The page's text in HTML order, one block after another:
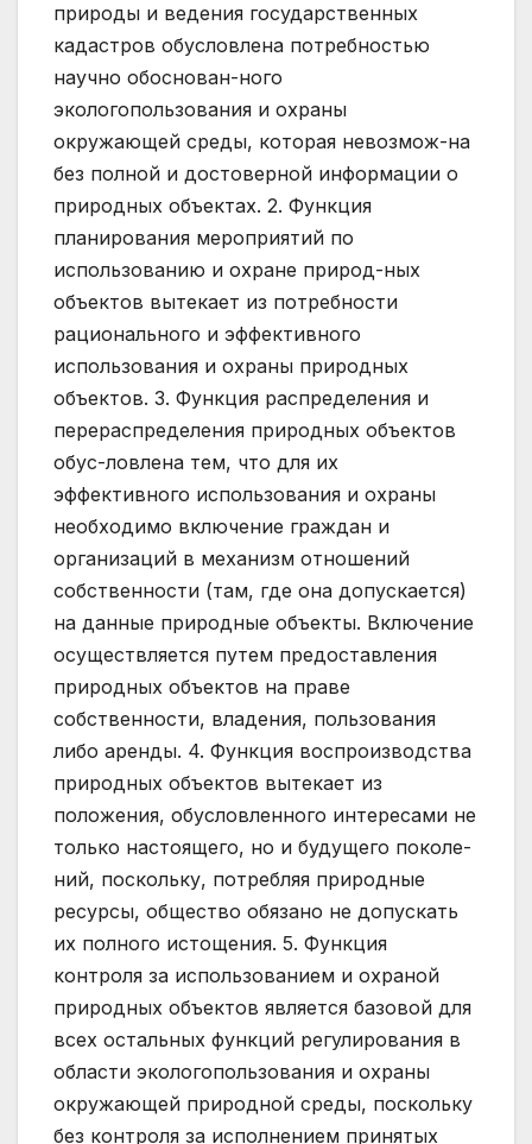
природы и ведения государственных
кадастров обусловлена потребностью
научно обоснован-ного
экологопользования и охраны
окружающей среды, которая невозмож-на
без полной и достоверной информации о
природных объектах. 2. Функция
планирования мероприятий по
использованию и охране природ-ных
объектов вытекает из потребности
рационального и эффективного
использования и охраны природных
объектов. 3. Функция распределения и
перераспределения природных объектов
обус-ловлена тем, что для их
эффективного использования и охраны
необходимо включение граждан и
организаций в механизм отношений
собственности (там, где она допускается)
на данные природные объекты. Включение
осуществляется путем предоставления
природных объектов на праве
собственности, владения, пользования
либо аренды. 4. Функция воспроизводства
природных объектов вытекает из
положения, обусловленного интересами не
только настоящего, но и будущего поколе-
ний, поскольку, потребляя природные
ресурсы, общество обязано не допускать
их полного истощения. 5. Функция
контроля за использованием и охраной
природных объектов является базовой для
всех остальных функций регулирования в
области экологопользования и охраны
окружающей природной среды, поскольку
без контроля за исполнением принятых